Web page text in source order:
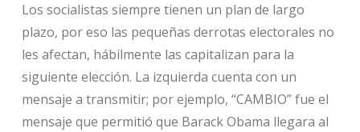
Los socialistas siempre tienen un plan de largo
plazo, por eso las pequeñas derrotas electorales no
les afectan, hábilmente las capitalizan para la
siguiente elección. La izquierda cuenta con un
mensaje a transmitir; por ejemplo, “CAMBIO” fue el
mensaje que permitió que Barack Obama llegara al